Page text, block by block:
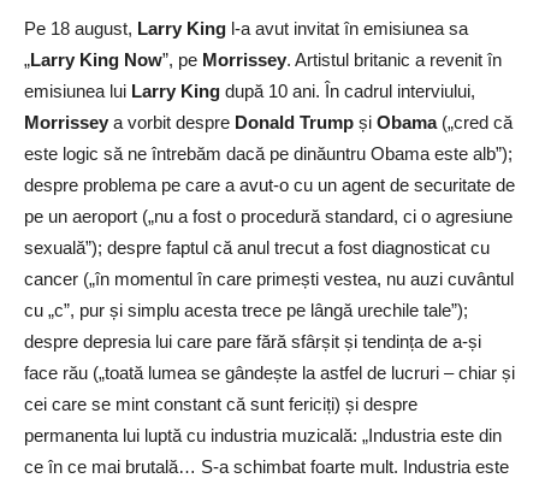
Pe 18 august, Larry King l-a avut invitat în emisiunea sa
„Larry King Now”, pe Morrissey. Artistul britanic a revenit în
emisiunea lui Larry King după 10 ani. În cadrul interviului,
Morrissey a vorbit despre Donald Trump și Obama(„cred că
este logic să ne întrebăm dacă pe dinăuntru Obama este alb”);
despre problema pe care a avut-o cu un agent de securitate de
pe un aeroport („nu a fost o procedură standard, ci o agresiune
sexuală”); despre faptul că anul trecut a fost diagnosticat cu
cancer („în momentul în care primești vestea, nu auzi cuvântul
cu „c”, pur și simplu acesta trece pe lângă urechile tale”);
despre depresia lui care pare fără sfârșit și tendința de a-și
face rău („toată lumea se gândește la astfel de lucruri – chiar și
cei care se mint constant că sunt fericiți) și despre
permanenta lui luptă cu industria muzicală: „Industria este din
ce în ce mai brutală… S-a schimbat foarte mult. Industria este